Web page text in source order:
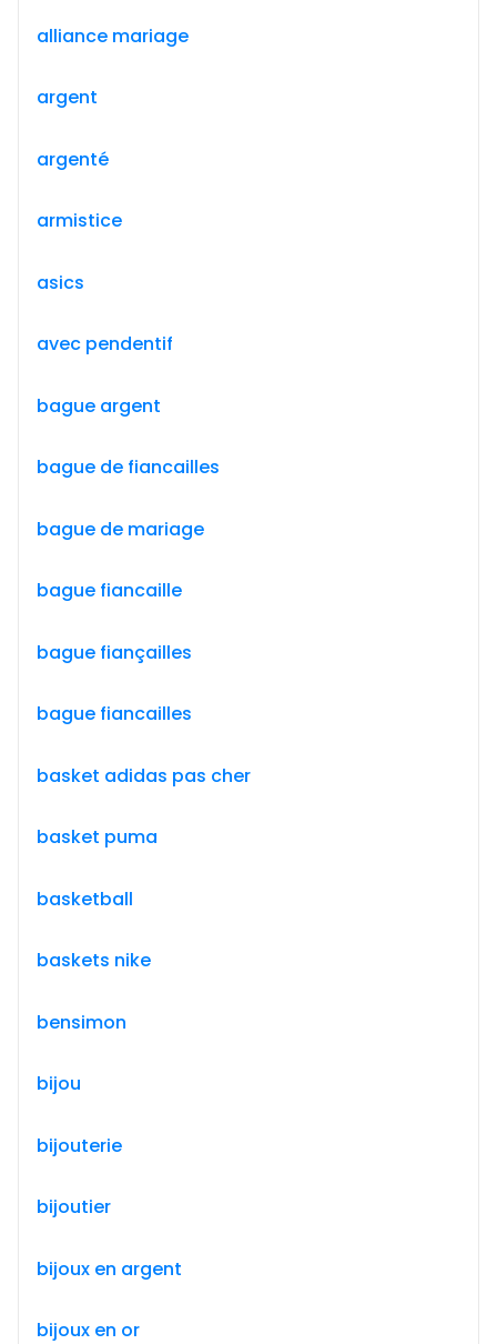
alliance mariage
argent
argenté
armistice
asics
avec pendentif
bague argent
bague de fiancailles
bague de mariage
bague fiancaille
bague fiançailles
bague fiancailles
basket adidas pas cher
basket puma
basketball
baskets nike
bensimon
bijou
bijouterie
bijoutier
bijoux en argent
bijoux en or